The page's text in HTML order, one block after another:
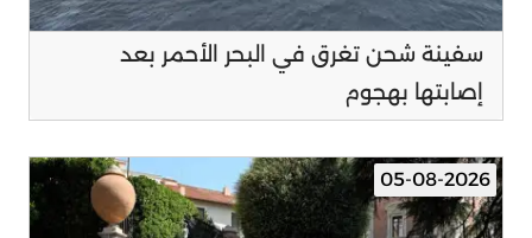
سفينة شحن تغرق في البحر الأحمر بعد
إصابتها بهجوم
05-08-2026